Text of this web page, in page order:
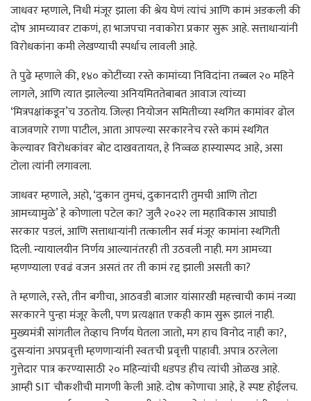
जाधवर म्हणाले, निधी मंजूर झाला की श्रेय घेणं त्यांचं आणि कामं अडकली की
दोष आमच्यावर टाकणं, हा भाजपचा नवाकोरा प्रकार सुरू आहे. सत्ताधाऱ्यांनी
विरोधकांना कमी लेखण्याची स्पर्धाच लावली आहे.
ते पुढे म्हणाले की, १४० कोटींच्या रस्ते कामांच्या निविदांना तब्बल २० महिने
लागले, आणि त्यात झालेल्या अनियमिततेबाबत आवाज त्यांच्या
‘मित्रपक्षांकडून’च उठतोय. जिल्हा नियोजन समितीच्या स्थगित कामांवर ढोल
वाजवणारे राणा पाटील, आता आपल्या सरकारनेच रस्ते कामं स्थगित
केल्यावर विरोधकांवर बोट दाखवतायत, हे निव्वळ हास्यास्पद आहे, असा
टोला त्यांनी लगावला.
जाधवर म्हणाले, अहो, ‘दुकान तुमचं, दुकानदारी तुमची आणि तोटा
आमच्यामुळे’ हे कोणाला पटेल का? जुलै २०२२ ला महाविकास आघाडी
सरकार पडलं, आणि सत्ताधाऱ्यांनी तत्कालीन सर्व मंजूर कामांना स्थगिती
दिली. न्यायालयीन निर्णय आल्यानंतरही ती उठवली नाही. मग आमच्या
म्हणण्याला एवढं वजन असतं तर ती कामं रद्द झाली असती का?
ते म्हणाले, रस्ते, तीन बगीचा, आठवडी बाजार यांसारखी महत्त्वाची कामं नव्या
सरकारने पुन्हा मंजूर केली, पण प्रत्यक्षात एकही काम सुरू झालं नाही.
मुख्यमंत्री सांगतील तेव्हाच निर्णय घेतला जातो, मग हाच विनोद नाही का?,
दुसऱ्यांना अपप्रवृत्ती म्हणणाऱ्यांनी स्वतःची प्रवृत्ती पाहावी. अपात्र ठरलेला
गुत्तेदार पात्र करण्यासाठी २० महिन्यांची धडपड हीच त्यांची ओळख आहे.
आम्ही SIT चौकशीची मागणी केली आहे. दोष कोणाचा आहे, हे स्पष्ट होईलच.